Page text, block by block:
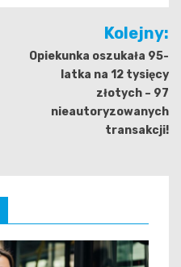
Kolejny:
Opiekunka oszukała 95-
latka na 12 tysięcy
złotych – 97
nieautoryzowanych
transakcji!